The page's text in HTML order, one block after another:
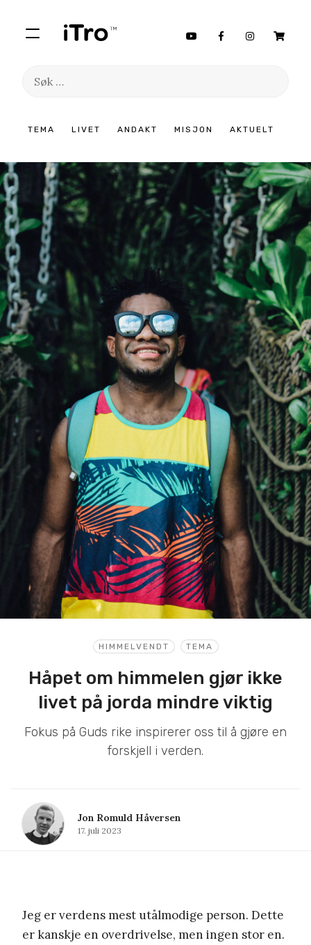
TEMA LIVET ANDAKT MISJON AKTUELT
Søk
innhold
HIMMELVENDT TEMA
Håpet om himmelen gjør ikke
livet på jorda mindre viktig
Fokus på Guds rike inspirerer oss til å gjøre en
forskjell i verden.
Jon Romuld Håversen
17. juli 2023
Jeg er verdens mest utålmodige person. Dette
er kanskje en overdrivelse, men ingen stor en.